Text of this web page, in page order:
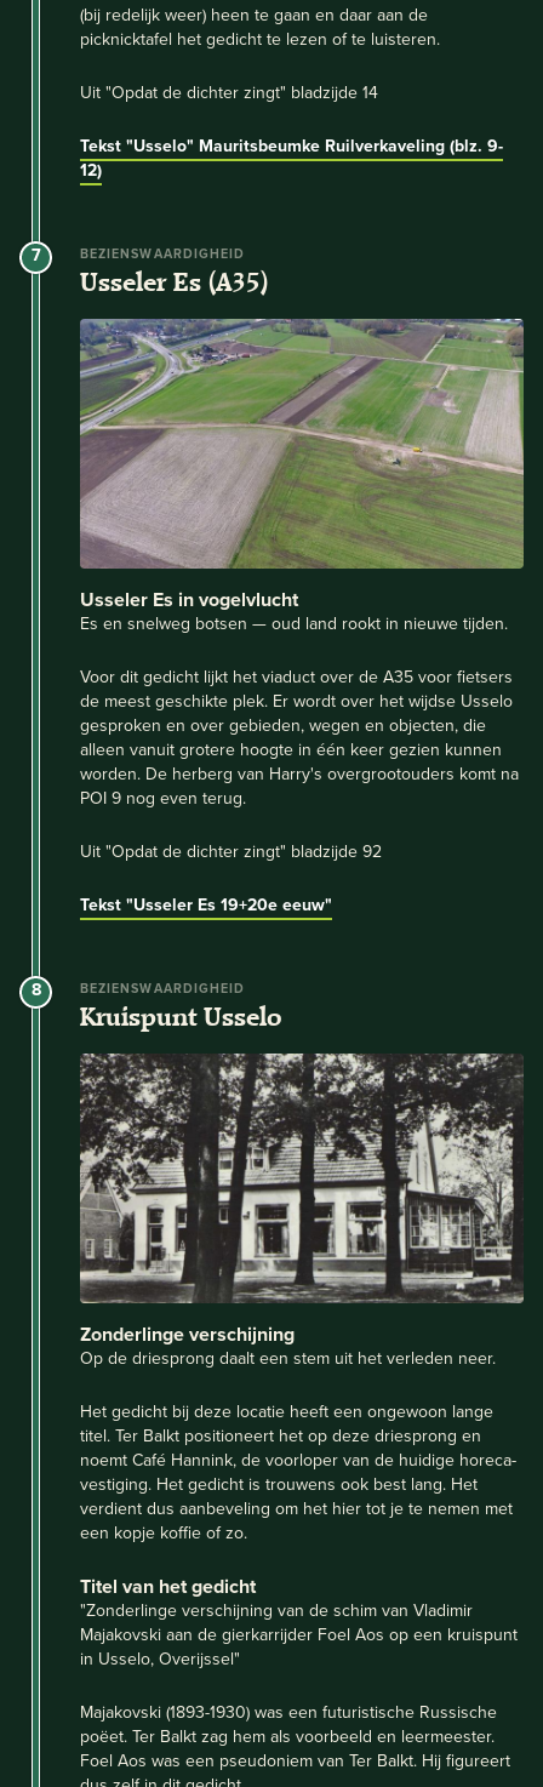
(bij redelijk weer) heen te gaan en daar aan de
picknicktafel het gedicht te lezen of te luisteren.
Uit "Opdat de dichter zingt" bladzijde 14
Tekst "Usselo" Mauritsbeumke Ruilverkaveling (blz. 9-
12)
7 BEZIENSWAARDIGHEID
Usseler Es (A35)
Usseler Es in vogelvlucht
Es en snelweg botsen — oud land rookt in nieuwe tijden.
Voor dit gedicht lijkt het viaduct over de A35 voor fietsers
de meest geschikte plek. Er wordt over het wijdse Usselo
gesproken en over gebieden, wegen en objecten, die
alleen vanuit grotere hoogte in één keer gezien kunnen
worden. De herberg van Harry's overgrootouders komt na
POI 9 nog even terug.
Uit "Opdat de dichter zingt" bladzijde 92
Tekst "Usseler Es 19+20e eeuw"
8 BEZIENSWAARDIGHEID
Kruispunt Usselo
Zonderlinge verschijning
Op de driesprong daalt een stem uit het verleden neer.
Het gedicht bij deze locatie heeft een ongewoon lange
titel. Ter Balkt positioneert het op deze driesprong en
noemt Café Hannink, de voorloper van de huidige horeca-
vestiging. Het gedicht is trouwens ook best lang. Het
verdient dus aanbeveling om het hier tot je te nemen met
een kopje koffie of zo.
Titel van het gedicht
"Zonderlinge verschijning van de schim van Vladimir
Majakovski aan de gierkarrijder Foel Aos op een kruispunt
in Usselo, Overijssel"
Majakovski (1893-1930) was een futuristische Russische
poëet. Ter Balkt zag hem als voorbeeld en leermeester.
Foel Aos was een pseudoniem van Ter Balkt. Hij figureert